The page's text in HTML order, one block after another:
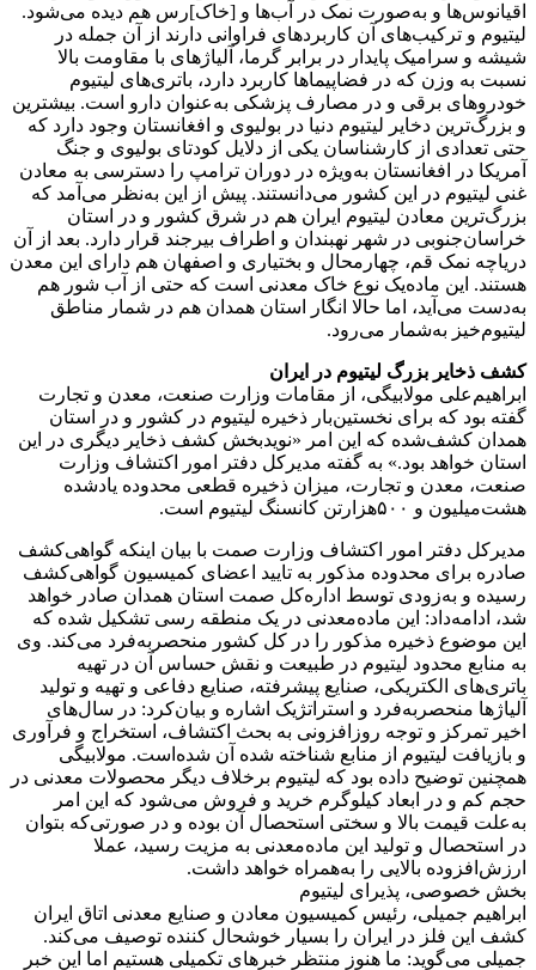
اقیانوس‌‌‌‌‌‌ها و به‌صورت نمک در آب‌‌‌‌‌‌ها و [خاک]رس هم دیده می‌شود.
لیتیوم و ترکیب‌‌‌‌‌‌های آن کاربردهای فراوانی دارند از آن جمله در
شیشه و سرامیک پایدار در‌ برابر گرما، آلیاژهای با مقاومت بالا
نسبت به وزن که در فضاپیماها کاربرد دارد، باتری‌‌‌‌‌‌های لیتیوم
خودروهای برقی و در مصارف پزشکی به‌عنوان دارو است. بیشترین
و بزرگ‌ترین دخایر لیتیوم دنیا در بولیوی و افغانستان وجود دارد که
حتی تعدادی از کارشناسان یکی از دلایل کودتای بولیوی و جنگ
آمریکا در افغانستان به‌ویژه در دوران ترامپ را دسترسی به معادن
غنی لیتیوم در این کشور می‌دانستند. پیش از این به‌نظر می‌‌‌‌‌‌آمد که
بزرگ‌ترین معادن لیتیوم ایران هم در شرق کشور و در استان
خراسان‌جنوبی در شهر نهبندان و اطراف بیرجند قرار دارد. بعد از آن
دریاچه نمک قم، چهارمحال و بختیاری و اصفهان هم دارای این معدن
هستند. این ماده‌یک نوع خاک معدنی است که حتی از آب شور هم
به‌دست می‌آید، اما حالا انگار استان همدان هم در شمار مناطق
لیتیوم‌‌‌‌‌‌خیز به‌شمار می‌رود.
کشف ذخایر بزرگ لیتیوم در ایران
ابراهیم‌‌‌‌‌‌علی مولابیگی، از مقامات وزارت صنعت، معدن و تجارت
گفته بود که برای نخستین‌بار ذخیره لیتیوم در کشور و در استان
همدان کشف‌شده که این امر «نویدبخش کشف ذخایر دیگری در این
استان خواهد بود.» به گفته مدیرکل دفتر امور اکتشاف وزارت
صنعت، معدن و تجارت، میزان ذخیره قطعی محدوده یادشده
هشت‌میلیون و ۵۰۰‌هزارتن کانسنگ لیتیوم است.
مدیرکل دفتر امور اکتشاف وزارت صمت با بیان اینکه گواهی‌‌‌‌‌‌کشف
صادره برای محدوده مذکور به تایید اعضای کمیسیون گواهی‌‌‌‌‌‌کشف
رسیده و به‌‌‌‌‌‌زودی توسط اداره‌‌‌‌‌‌کل صمت استان همدان صادر خواهد
شد، ادامه‌‌‌‌‌‌داد: این ماده‌معدنی در یک منطقه رسی تشکیل شده که
این موضوع ذخیره مذکور را در کل کشور منحصربه‌فرد می‌کند. وی
به منابع محدود لیتیوم در طبیعت و نقش حساس آن در تهیه
باتری‌‌‌‌‌‌های الکتریکی، صنایع پیشرفته، صنایع دفاعی و تهیه و تولید
آلیاژها منحصربه‌فرد و استراتژیک اشاره و بیان‌کرد: در سال‌های
اخیر تمرکز و توجه روزافزونی به بحث اکتشاف، استخراج و فرآوری
و بازیافت لیتیوم از منابع شناخته شده آن شده‌است. مولابیگی
همچنین توضیح داده بود که لیتیوم برخلاف دیگر محصولات معدنی در
حجم کم و در ابعاد کیلوگرم خرید و فروش می‌شود که این امر
به‌‌‌‌‌‌علت قیمت بالا و سختی استحصال آن بوده و در صورتی‌که بتوان
در استحصال و تولید این ماده‌معدنی به مزیت رسید، عملا
ارزش‌افزوده بالایی را به‌همراه خواهد داشت.
بخش خصوصی، پذیرای لیتیوم
ابراهیم جمیلی، رئیس کمیسیون معادن و صنایع معدنی اتاق ایران
کشف این فلز در ایران را بسیار خوشحال کننده توصیف می‌کند.
جمیلی می‌گوید: ما هنوز منتظر خبرهای تکمیلی هستیم اما این خبر